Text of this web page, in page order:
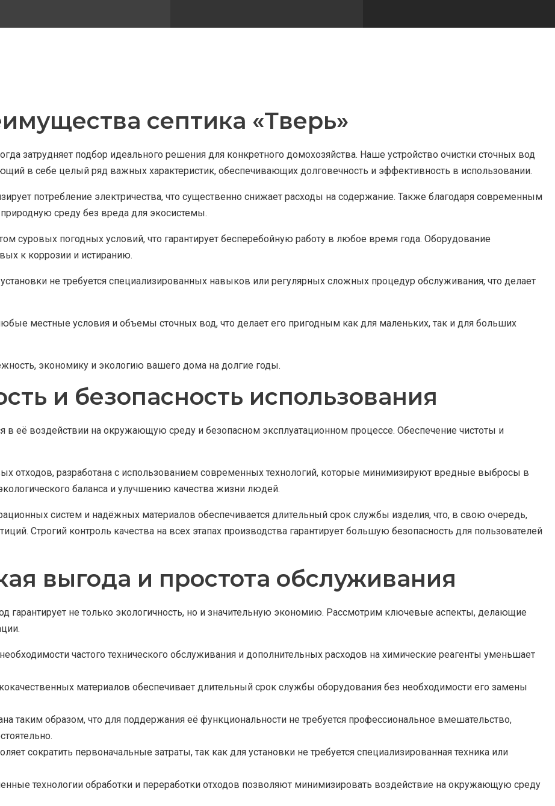
септика «Тверь»
затрудняет подбор идеального решения для конкретного домохозяйства. Наше устройство очистки сточных вод
в себе целый ряд важных характеристик, обеспечивающих долговечность и эффективность в использовании.
потребление электричества, что существенно снижает расходы на содержание. Также благодаря современным
среду без вреда для экосистемы.
суровых погодных условий, что гарантирует бесперебойную работу в любое время года. Оборудование
к коррозии и истиранию.
не требуется специализированных навыков или регулярных сложных процедур обслуживания, что делает
местные условия и объемы сточных вод, что делает его пригодным как для маленьких, так и для больших
экономику и экологию вашего дома на долгие годы.
и безопасность использования
её воздействии на окружающую среду и безопасном эксплуатационном процессе. Обеспечение чистоты и
отходов, разработана с использованием современных технологий, которые минимизируют вредные выбросы в
баланса и улучшению качества жизни людей.
систем и надёжных материалов обеспечивается длительный срок службы изделия, что, в свою очередь,
Строгий контроль качества на всех этапах производства гарантирует большую безопасность для пользователей
выгода и простота обслуживания
гарантирует не только экологичность, но и значительную экономию. Рассмотрим ключевые аспекты, делающие
частого технического обслуживания и дополнительных расходов на химические реагенты уменьшает
материалов обеспечивает длительный срок службы оборудования без необходимости его замены
таким образом, что для поддержания её функциональности не требуется профессиональное вмешательство,
сократить первоначальные затраты, так как для установки не требуется специализированная техника или
технологии обработки и переработки отходов позволяют минимизировать воздействие на окружающую среду